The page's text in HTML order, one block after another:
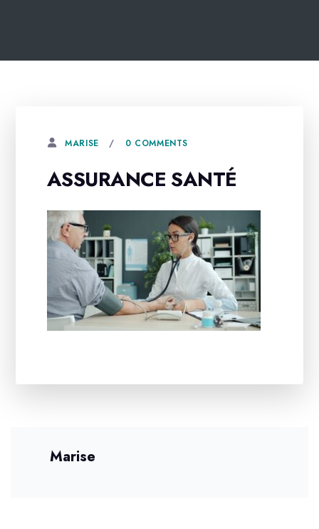
MARISE 0 COMMENTS
ASSURANCE SANTÉ
Marise